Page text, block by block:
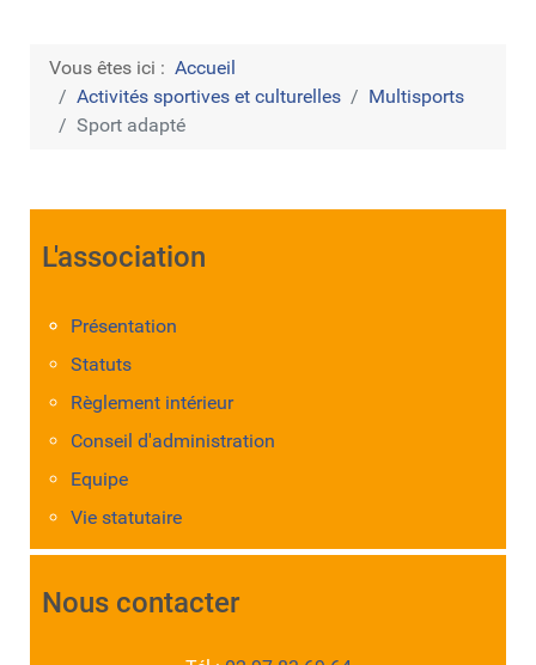
Vous êtes ici : Accueil
Activités sportives et culturelles
Multisports
Sport adapté
L'association
Présentation
Statuts
Règlement intérieur
Conseil d'administration
Equipe
Vie statutaire
Nous contacter